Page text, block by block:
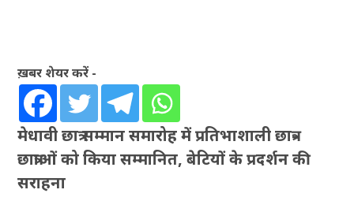
ख़बर शेयर करें -
मेधावी छात्र सम्मान समारोह में प्रतिभाशाली छात्र-
छात्राओं को किया सम्मानित, बेटियों के प्रदर्शन की
सराहना